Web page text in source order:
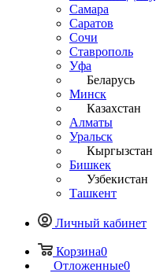
Самара
Саратов
Сочи
Ставрополь
Уфа
Беларусь
Минск
Казахстан
Алматы
Уральск
Кыргызстан
Бишкек
Узбекистан
Ташкент
Личный кабинет
Корзина0
Отложенные0